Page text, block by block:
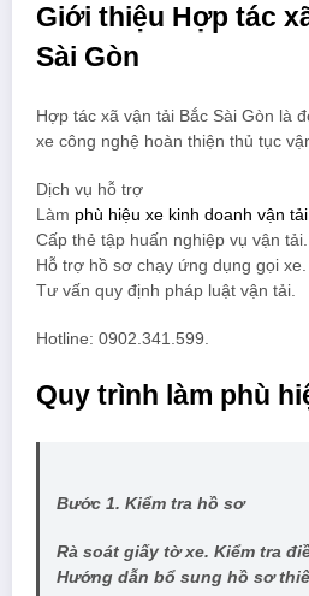
Giới thiệu Hợp tác
Sài Gòn
Hợp tác xã vận tải Bắc Sài Gòn là
xe công nghệ hoàn thiện thủ tục
Dịch vụ hỗ trợ
Làm phù hiệu xe kinh doanh vận tải
Cấp thẻ tập huấn nghiệp vụ vận tải.
Hỗ trợ hồ sơ chạy ứng dụng gọi xe.
Tư vấn quy định pháp luật vận tải.
Hotline: 0902.341.599.
Quy trình làm phù
Bước 1. Kiểm tra hồ sơ
Rà soát giấy tờ xe. Kiểm tra
Hướng dẫn bổ sung hồ sơ